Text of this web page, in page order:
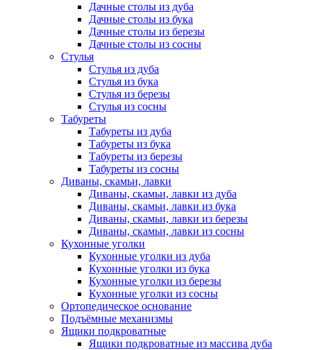
Дачные столы из дуба
Дачные столы из бука
Дачные столы из березы
Дачные столы из сосны
Стулья
Стулья из дуба
Стулья из бука
Стулья из березы
Стулья из сосны
Табуреты
Табуреты из дуба
Табуреты из бука
Табуреты из березы
Табуреты из сосны
Диваны, скамьи, лавки
Диваны, скамьи, лавки из дуба
Диваны, скамьи, лавки из бука
Диваны, скамьи, лавки из березы
Диваны, скамьи, лавки из сосны
Кухонные уголки
Кухонные уголки из дуба
Кухонные уголки из бука
Кухонные уголки из березы
Кухонные уголки из сосны
Ортопедическое основание
Подъёмные механизмы
Ящики подкроватные
Ящики подкроватные из массива дуба